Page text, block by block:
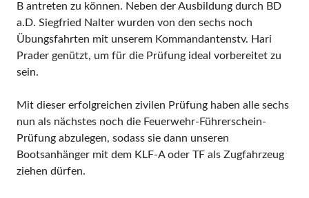
B antreten zu können. Neben der Ausbildung durch BD
a.D. Siegfried Nalter wurden von den sechs noch
Übungsfahrten mit unserem Kommandantenstv. Hari
Prader genützt, um für die Prüfung ideal vorbereitet zu
sein.
Mit dieser erfolgreichen zivilen Prüfung haben alle sechs
nun als nächstes noch die Feuerwehr-Führerschein-
Prüfung abzulegen, sodass sie dann unseren
Bootsanhänger mit dem KLF-A oder TF als Zugfahrzeug
ziehen dürfen.